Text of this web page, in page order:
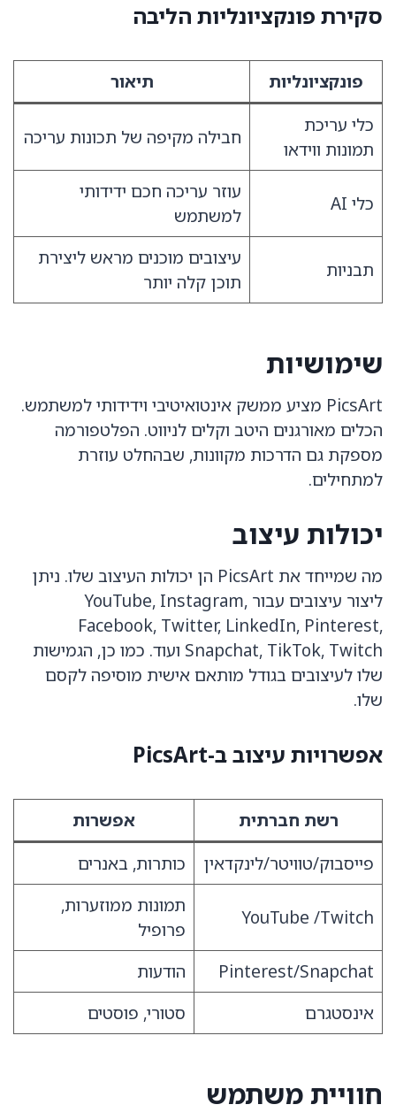
סקירת פונקציונליות הליבה
פונקציונליות
תיאור
כלי עריכת
תמונות ווידאו
חבילה מקיפה של תכונות עריכה
כלי AI
עוזר עריכה חכם ידידותי
למשתמש
תבניות
עיצובים מוכנים מראש ליצירת
תוכן קלה יותר
שימושיות
PicsArt מציע ממשק אינטואיטיבי וידידותי למשתמש.
הכלים מאורגנים היטב וקלים לניווט. הפלטפורמה
מספקת גם הדרכות מקוונות, שבהחלט עוזרת
למתחילים.
יכולות עיצוב
מה שמייחד את PicsArt הן יכולות העיצוב שלו. ניתן
ליצור עיצובים עבור YouTube, Instagram,
Facebook, Twitter, LinkedIn, Pinterest,
Snapchat, TikTok, Twitch ועוד. כמו כן, הגמישות
שלו לעיצובים בגודל מותאם אישית מוסיפה לקסם
שלו.
אפשרויות עיצוב ב-PicsArt
רשת חברתית
אפשרות
פייסבוק/טוויטר/לינקדאין
כותרות, באנרים
YouTube /Twitch
תמונות ממוזערות,
פרופיל
Pinterest/Snapchat
הודעות
אינסטגרם
סטורי, פוסטים
חוויית משתמש